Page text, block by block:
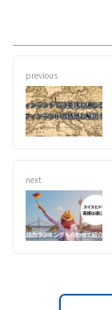
previous
next